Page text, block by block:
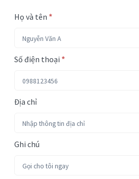
Họ và tên *
Số điện thoại *
Địa chỉ
Ghi chú